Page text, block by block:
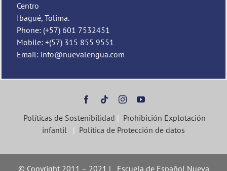
Centro
Ibagué, Tolima.
Phone: (+57) 601 7532451
Mobile: +(57) 315 855 9551
Email: info@nuevalengua.com
Políticas de Sostenibilidad | Prohibición Explotación
infantil | Política de Protección de datos
© Copyright 2011 – 2021 | Escuela de Español Nueva